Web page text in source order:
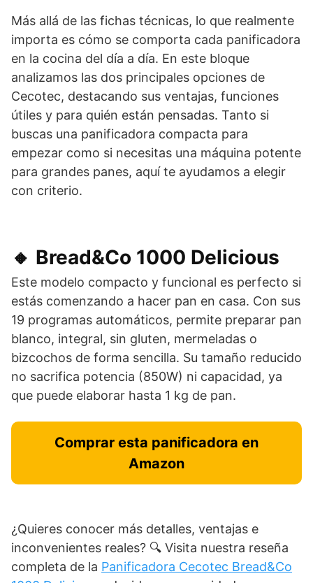
Más allá de las fichas técnicas, lo que realmente
importa es cómo se comporta cada panificadora
en la cocina del día a día. En este bloque
analizamos las dos principales opciones de
Cecotec, destacando sus ventajas, funciones
útiles y para quién están pensadas. Tanto si
buscas una panificadora compacta para
empezar como si necesitas una máquina potente
para grandes panes, aquí te ayudamos a elegir
con criterio.
🔸 Bread&Co 1000 Delicious
Este modelo compacto y funcional es perfecto si
estás comenzando a hacer pan en casa. Con sus
19 programas automáticos, permite preparar pan
blanco, integral, sin gluten, mermeladas o
bizcochos de forma sencilla. Su tamaño reducido
no sacrifica potencia (850W) ni capacidad, ya
que puede elaborar hasta 1 kg de pan.
Comprar esta panificadora en
Amazon
¿Quieres conocer más detalles, ventajas e
inconvenientes reales? 🔍 Visita nuestra reseña
completa de la Panificadora Cecotec Bread&Co